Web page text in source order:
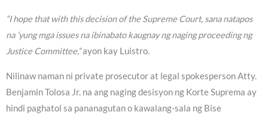
“I hope that with this decision of the Supreme Court, sana natapos
na ’yung mga issues na ibinabato kaugnay ng naging proceeding ng
Justice Committee,”ayon kay Luistro.
Nilinaw naman ni private prosecutor at legal spokesperson Atty.
Benjamin Tolosa Jr. na ang naging desisyon ng Korte Suprema ay
hindi paghatol sa pananagutan o kawalang-sala ng Bise